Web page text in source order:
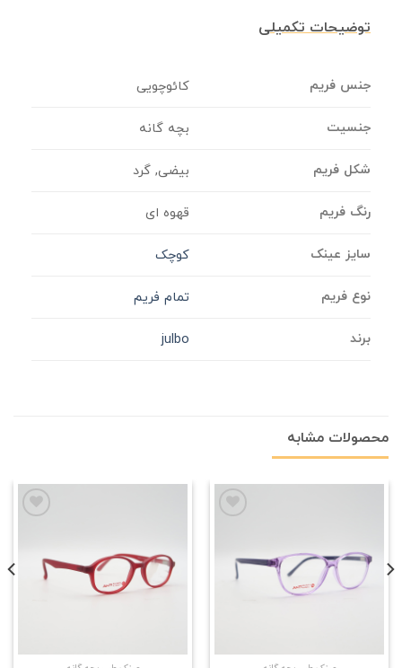
توضیحات تکمیلی
جنس فریم کائوچویی
جنسیت بچه گانه
شکل فریم بیضی, گرد
رنگ فریم قهوه ای
سایز عینک کوچک
نوع فریم تمام فریم
برند julbo
محصولات مشابه
مندی
مندی